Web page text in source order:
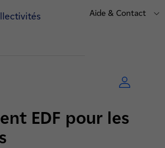
Aide & Contact
EDF pour les